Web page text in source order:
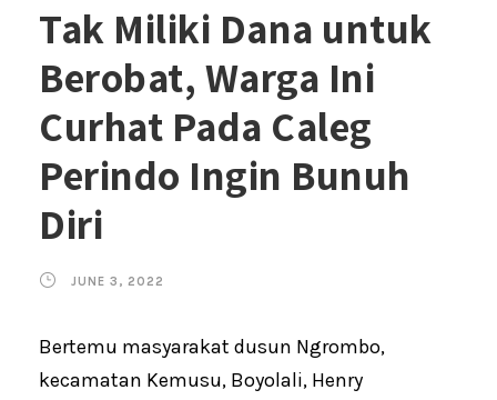
Tak Miliki Dana untuk
Berobat, Warga Ini
Curhat Pada Caleg
Perindo Ingin Bunuh
Diri
JUNE 3, 2022
Bertemu masyarakat dusun Ngrombo,
kecamatan Kemusu, Boyolali, Henry